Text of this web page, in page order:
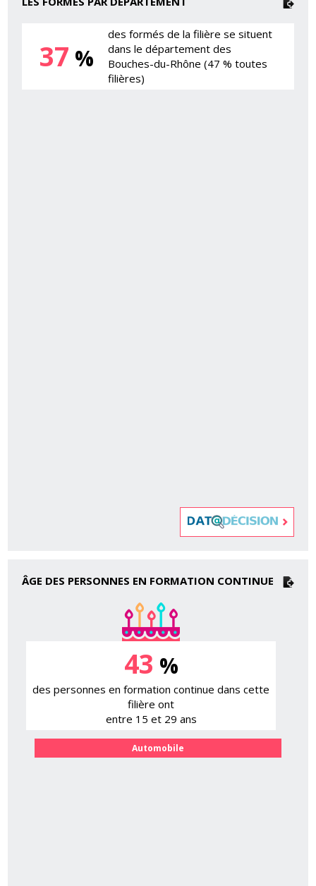
37 %
des formés de la filière se situent
dans le département des
Bouches-du-Rhône (47 % toutes
filières)
ÂGE DES PERSONNES EN FORMATION CONTINUE
43 %
des personnes en formation continue dans cette
filière ont
entre 15 et 29 ans
Automobile